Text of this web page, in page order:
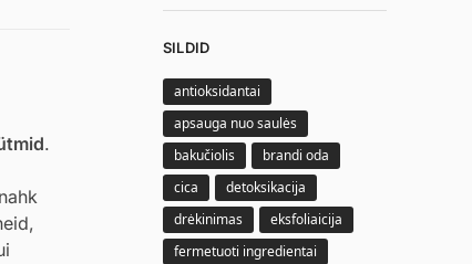
.
SILDID
antioksidantai
apsauga nuo saulės
bakučiolis
brandi oda
cica
detoksikacija
drėkinimas
eksfoliaicija
fermetuoti ingredientai